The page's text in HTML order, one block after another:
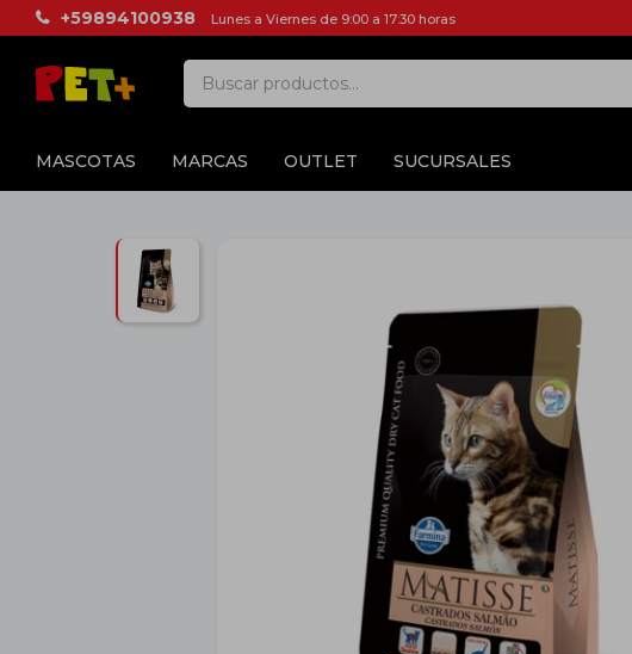
MASCOTAS MARCAS OUTLET SUCURSALES
+59894100938 Lunes a Viernes de 9:00 a 17:30 horas